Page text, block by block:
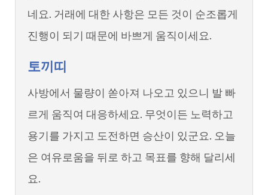
네요. 거래에 대한 사항은 모든 것이 순조롭게
진행이 되기 때문에 바쁘게 움직이세요.
토끼띠
사방에서 물량이 쏟아져 나오고 있으니 발 빠
르게 움직여 대응하세요. 무엇이든 노력하고
용기를 가지고 도전하면 승산이 있군요. 오늘
은 여유로움을 뒤로 하고 목표를 향해 달리세
요.